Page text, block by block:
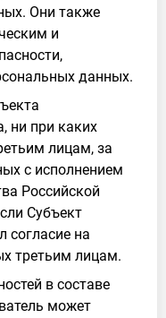
Они также
и
данных.
ни при каких
лицам, за
с исполнением
Российской
Субъект
согласие на
третьим лицам.
в составе
может